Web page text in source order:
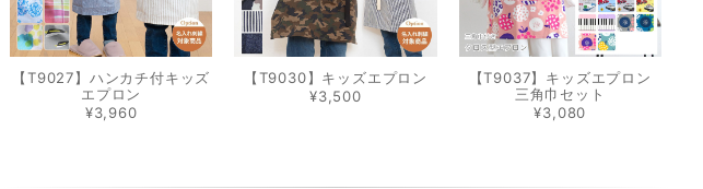
【T9027】ハンカチ付キッズ
エプロン
¥3,960
【T9030】キッズエプロン
¥3,500
【T9037】キッズエプロン
三角巾セット
¥3,080